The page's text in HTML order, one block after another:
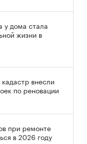
у дома стала
жизни в
внесли
по реновации
при ремонте
в 2026 году